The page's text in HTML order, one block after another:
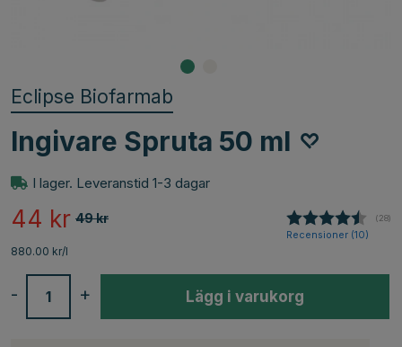
Eclipse Biofarmab
Ingivare Spruta 50 ml
I lager. Leveranstid 1-3 dagar
49kr
44 kr (28)
Recensioner (10)
880.00 kr/l
+
- Lägg i varukorg